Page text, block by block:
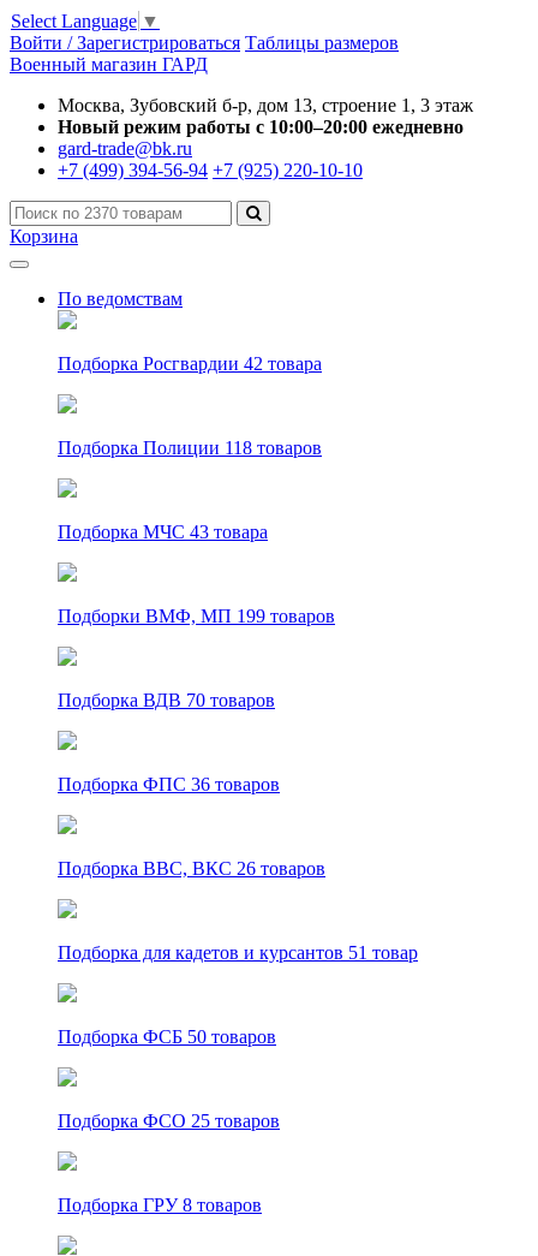
Select Language ▼
Войти / Зарегистрироваться Таблицы размеров
Военный магазин ГАРД
Москва, Зубовский б-р, дом 13, строение 1, 3 этаж
Новый режим работы с 10:00–20:00 ежедневно
gard-trade@bk.ru
+7 (499) 394-56-94 +7 (925) 220-10-10
Корзина
По ведомствам
Подборка Росгвардии 42 товара
Подборка Полиции 118 товаров
Подборка МЧС 43 товара
Подборки ВМФ, МП 199 товаров
Подборка ВДВ 70 товаров
Подборка ФПС 36 товаров
Подборка ВВС, ВКС 26 товаров
Подборка для кадетов и курсантов 51 товар
Подборка ФСБ 50 товаров
Подборка ФСО 25 товаров
Подборка ГРУ8 товаров